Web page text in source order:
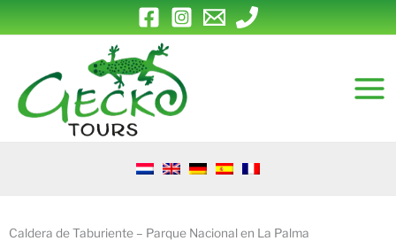
al
Caldera de Taburiente – Parque Nacional en La Palma